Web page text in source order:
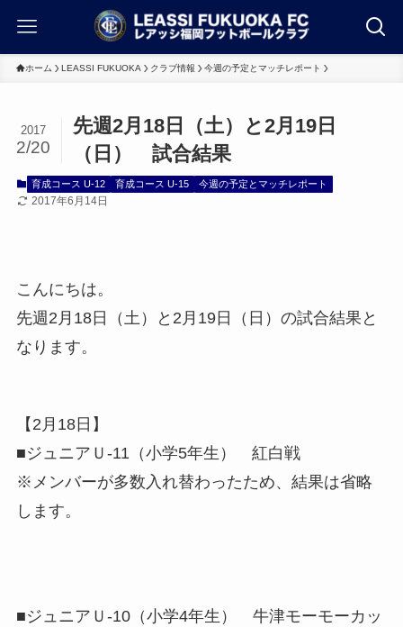
ホーム LEASSI FUKUOKA クラブ情報 今週の予定とマッチレポート
先週2月18日（土）と2月19日
（日） 試合結果
2017
2/20
育成コース U-12 育成コース U-15 今週の予定とマッチレポート
2017年6月14日
こんにちは。
先週2月18日（土）と2月19日（日）の試合結果と
なります。
【2月18日】
■ジュニアＵ-11（小学5年生） 紅白戦
※メンバーが多数入れ替わったため、結果は省略
します。
■ジュニアＵ-10（小学4年生） 牛津モーモーカッ